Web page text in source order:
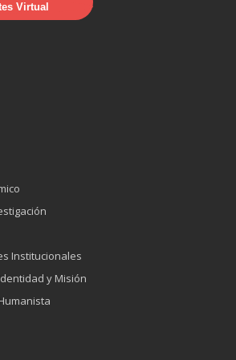
Virtual
Institucionales
y Misión